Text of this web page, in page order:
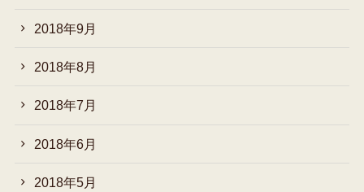
2018年9月
2018年8月
2018年7月
2018年6月
2018年5月